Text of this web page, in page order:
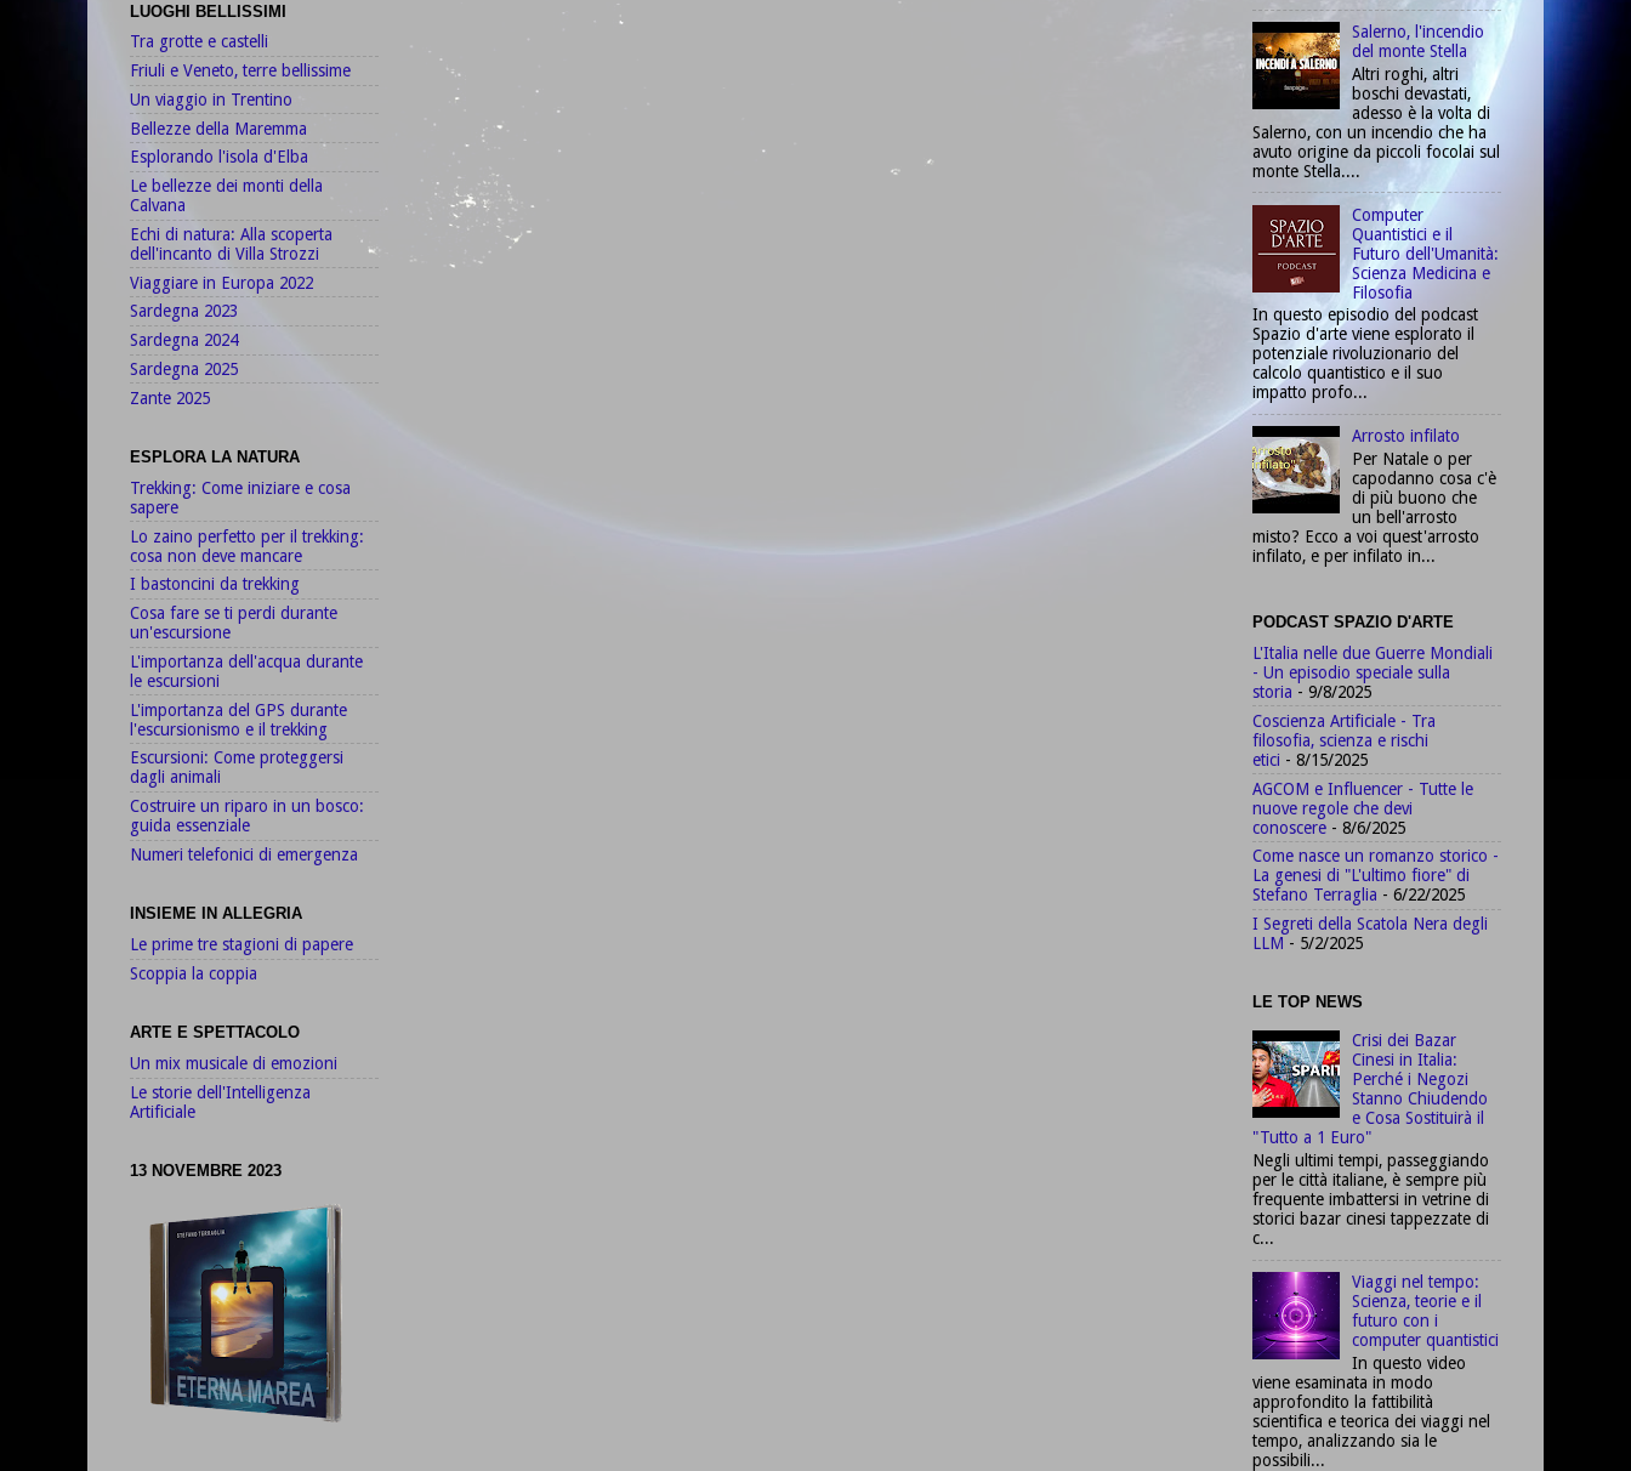
LUOGHI BELLISSIMI
Tra grotte e castelli
Friuli e Veneto, terre bellissime
Un viaggio in Trentino
Bellezze della Maremma
Esplorando l'isola d'Elba
Le bellezze dei monti della
Calvana
Echi di natura: Alla scoperta
dell'incanto di Villa Strozzi
Viaggiare in Europa 2022
Sardegna 2023
Sardegna 2024
Sardegna 2025
Zante 2025
ESPLORA LA NATURA
Trekking: Come iniziare e cosa
sapere
Lo zaino perfetto per il trekking:
cosa non deve mancare
I bastoncini da trekking
Cosa fare se ti perdi durante
un'escursione
L'importanza dell'acqua durante
le escursioni
L'importanza del GPS durante
l'escursionismo e il trekking
Escursioni: Come proteggersi
dagli animali
Costruire un riparo in un bosco:
guida essenziale
Numeri telefonici di emergenza
INSIEME IN ALLEGRIA
Le prime tre stagioni di papere
Scoppia la coppia
ARTE E SPETTACOLO
Un mix musicale di emozioni
Le storie dell'Intelligenza
Artificiale
13 NOVEMBRE 2023
Salerno, l'incendio
del monte Stella
Altri roghi, altri
boschi devastati,
adesso è la volta di
Salerno, con un incendio che ha
avuto origine da piccoli focolai sul
monte Stella....
Computer
Quantistici e il
Futuro dell'Umanità:
Scienza Medicina e
Filosofia
In questo episodio del podcast
Spazio d'arte viene esplorato il
potenziale rivoluzionario del
calcolo quantistico e il suo
impatto profo...
Arrosto infilato
Per Natale o per
capodanno cosa c'è
di più buono che
un bell'arrosto
misto? Ecco a voi quest'arrosto
infilato, e per infilato in...
PODCAST SPAZIO D'ARTE
L'Italia nelle due Guerre Mondiali
- Un episodio speciale sulla
storia - 9/8/2025
Coscienza Artificiale - Tra
filosofia, scienza e rischi
etici - 8/15/2025
AGCOM e Influencer - Tutte le
nuove regole che devi
conoscere - 8/6/2025
Come nasce un romanzo storico -
La genesi di "L'ultimo fiore" di
Stefano Terraglia - 6/22/2025
I Segreti della Scatola Nera degli
LLM - 5/2/2025
LE TOP NEWS
Crisi dei Bazar
Cinesi in Italia:
Perché i Negozi
Stanno Chiudendo
e Cosa Sostituirà il
"Tutto a 1 Euro"
Negli ultimi tempi, passeggiando
per le città italiane, è sempre più
frequente imbattersi in vetrine di
storici bazar cinesi tappezzate di
c...
Viaggi nel tempo:
Scienza, teorie e il
futuro con i
computer quantistici
In questo video
viene esaminata in modo
approfondito la fattibilità
scientifica e teorica dei viaggi nel
tempo, analizzando sia le
possibili...